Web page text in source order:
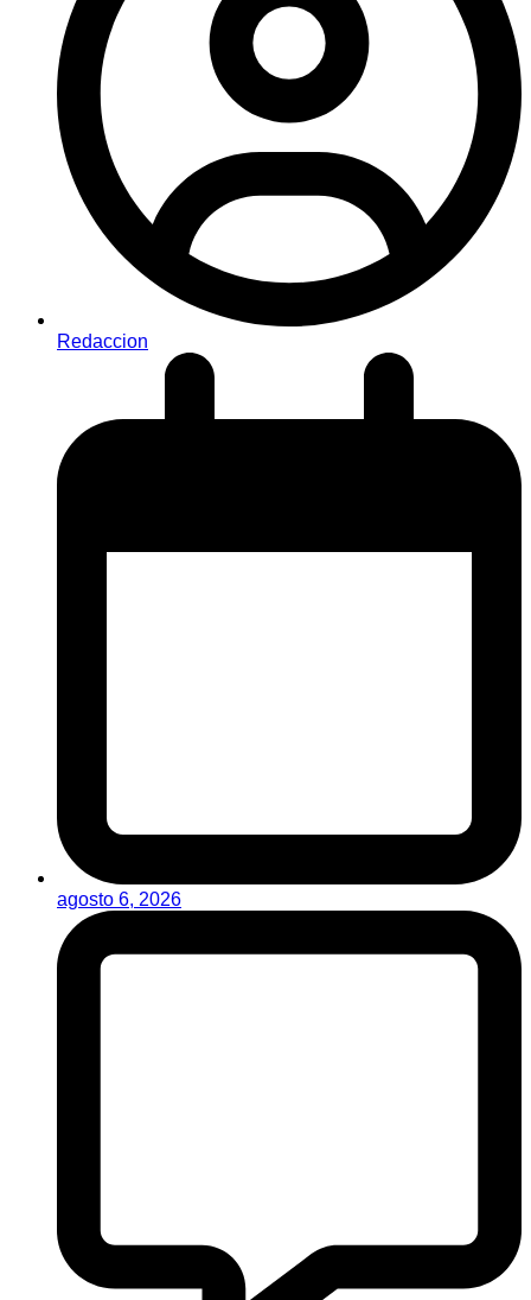
Redaccion
agosto 6, 2026